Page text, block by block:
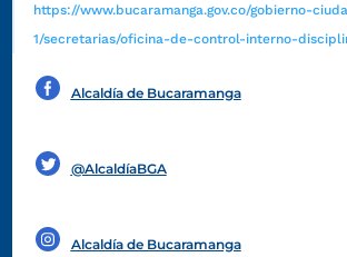
https://www.bucaramanga.gov.co/gobierno-
1/secretarias/oficina-de-control-interno-
Alcaldía de Bucaramanga
@AlcaldíaBGA
Alcaldía de Bucaramanga